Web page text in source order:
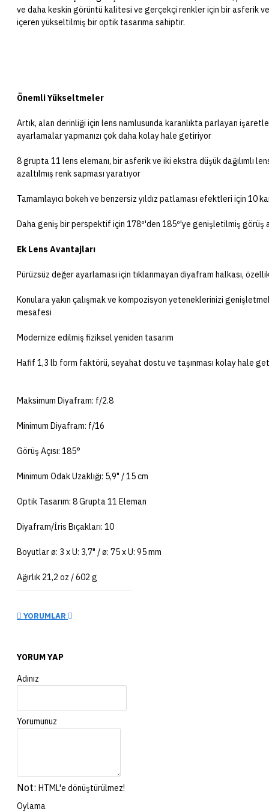
ve daha keskin görüntü kalitesi ve gerçekçi renkler için bir asferik ve
içeren yükseltilmiş bir optik tasarıma sahiptir.
Önemli Yükseltmeler
Artık, alan derinliği için lens namlusunda karanlıkta parlayan
ayarlamalar yapmanızı çok daha kolay hale getiriyor
8 grupta 11 lens elemanı, bir asferik ve iki ekstra düşük dağılımlı
azaltılmış renk sapması yaratıyor
Tamamlayıcı bokeh ve benzersiz yıldız patlaması efektleri için 10
Daha geniş bir perspektif için 178º'den 185º'ye genişletilmiş görüş
Ek Lens Avantajları
Pürüzsüz değer ayarlaması için tıklanmayan diyafram halkası,
Konulara yakın çalışmak ve kompozisyon yeteneklerinizi
mesafesi
Modernize edilmiş fiziksel yeniden tasarım
Hafif 1,3 lb form faktörü, seyahat dostu ve taşınması kolay hale
Maksimum Diyafram: f/2.8
Minimum Diyafram: f/16
Görüş Açısı: 185°
Minimum Odak Uzaklığı: 5,9" / 15 cm
Optik Tasarım: 8 Grupta 11 Eleman
Diyafram/İris Bıçakları: 10
Boyutlar ø: 3 x U: 3,7" / ø: 75 x U: 95 mm
Ağırlık 21,2 oz / 602 g
YORUMLAR
YORUM YAP
Adınız
Yorumunuz
Not: HTML'e dönüştürülmez!
Oylama